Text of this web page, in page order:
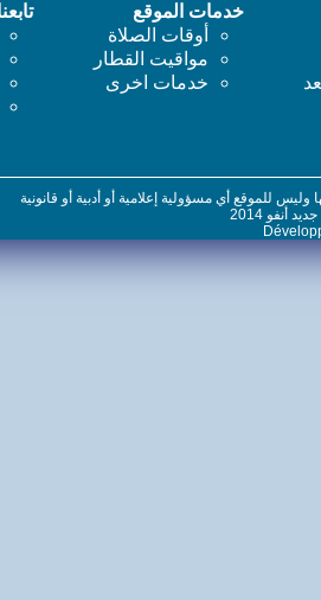
خدمات الموقع
أوقات الصلاة
مواقيت القطار
خدمات اخرى
للموقع أي مسؤولية إعلامية أو أدبية أو قانونية
2014